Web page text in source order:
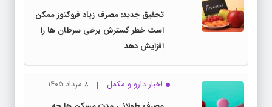
تحقیق جدید: مصرف زیاد فروکتوز ممکن
است خطر گسترش برخی سرطان ها را
افزایش دهد
اخبار دارو و مکمل
۸ مرداد ۱۴۰۵